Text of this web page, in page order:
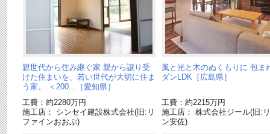
親世代から住み継ぐ家 親から譲り受
けた住まいを、若い世代が大切に住ま
う家。 ＜200...［愛知県］
工費：約2280万円
施工店： シンセイ建設株式会社(旧:リ
ファインおおぶ)
風と光と木のぬくもりに 包ま
ダンLDK［広島県］
工費：約2215万円
施工店： 株式会社ジール(旧:
ン安佐)